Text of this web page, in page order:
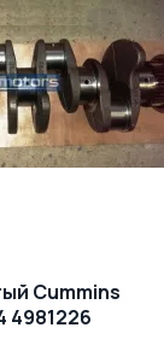
Cummins
4981226